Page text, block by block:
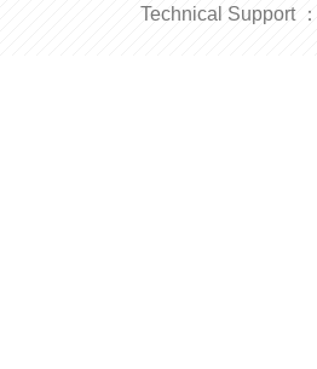
Technical Support